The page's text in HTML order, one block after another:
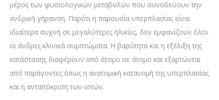
μέρος των φυσιολογικών μεταβολών που συνοδεύουν την
ανδρική γήρανση. Παρότι η παρουσία υπερπλασίας είναι
ιδιαίτερα συχνή σε μεγαλύτερες ηλικίες, δεν εμφανίζουν όλοι
οι άνδρες κλινικά συμπτώματα. Η βαρύτητα και η εξέλιξη της
κατάστασης διαφέρουν από άτομο σε άτομο και εξαρτώνται
από παράγοντες όπως η ανατομική κατανομή της υπερπλασίας
και η ανταπόκριση των ιστών.